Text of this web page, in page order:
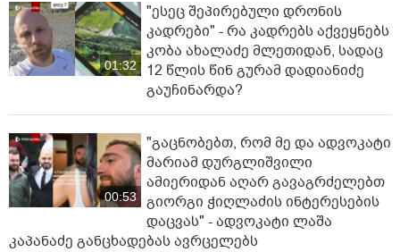
01:32
"ესეც შეპირებული დრონის
კადრები" - რა კადრებს აქვეყნებს
კობა ახალაძე მლეთიდან, სადაც
12 წლის წინ გურამ დადიანიძე
გაუჩინარდა?
00:53
"გაცნობებთ, რომ მე და ადვოკატი
მარიამ დურგლიშვილი
ამიერიდან აღარ გავაგრძელებთ
გიორგი ჭიღლაძის ინტერესების
დაცვას" - ადვოკატი ლაშა
კაპანაძე განცხადებას ავრცელებს